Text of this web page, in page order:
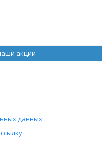
акции
данных